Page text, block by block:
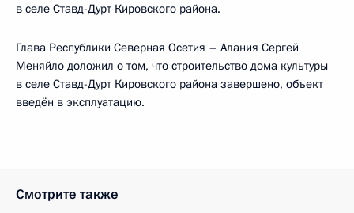
в селе Ставд-Дурт Кировского района.
Глава Республики Северная Осетия – Алания Сергей
Меняйло доложил о том, что строительство дома культуры
в селе Ставд-Дурт Кировского района завершено, объект
введён в эксплуатацию.
Смотрите также